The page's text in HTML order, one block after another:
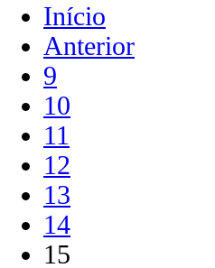
Início
Anterior
9
10
11
12
13
14
15